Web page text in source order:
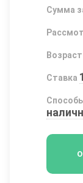
Сумма
Ставка